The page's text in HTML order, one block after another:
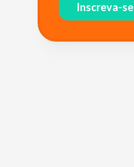
Inscreva-se